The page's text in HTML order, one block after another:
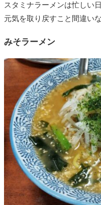
スタミナラーメンは忙しい
元気を取り戻すこと間違い
みそラーメン